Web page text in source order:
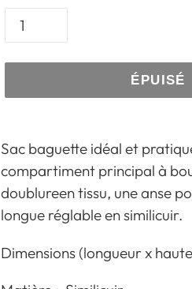
ÉPUISÉ
d'un
produit
à
votre
Sac baguette idéal et
compartiment principal à
doublureen tissu, une anse
longue réglable en similicuir.
Dimensions (longueur x